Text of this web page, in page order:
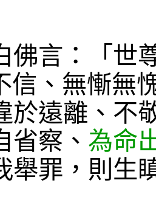
佛言：「世
信、無慚無
於遠離、不
省察、 為命
舉罪，則生